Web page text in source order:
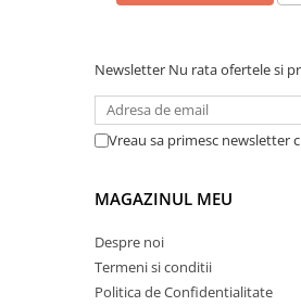
Mese bucatarie si living
Mobilier bucatarie
Scaune bucatarie & living
Vase & ustensile pentru gatit
Tigai si seturi
Oale si cratite
Newsletter Nu rata ofertele si
Vreau sa primesc newsletter
MAGAZINUL MEU
Despre noi
Termeni si conditii
Politica de Confidentialitate